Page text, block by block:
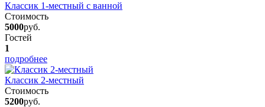
Классик 1-местный с ванной
Стоимость
5000руб.
Гостей
1
подробнее
Классик 2-местный
Стоимость
5200руб.